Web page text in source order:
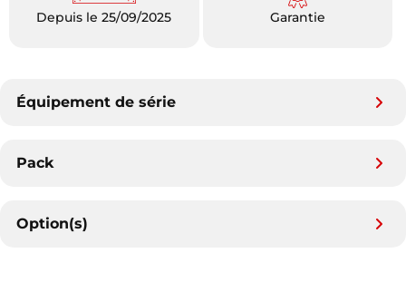
Depuis le 25/09/2025 Garantie
Équipement de série
Pack
Option(s)